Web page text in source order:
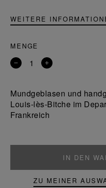
WEITERE
MENGE
Entfernen
Produkt
Ein
Mundgeblasen und
Louis-lès-Bitche im
Frankreich
IN DEN
ZU MEINER